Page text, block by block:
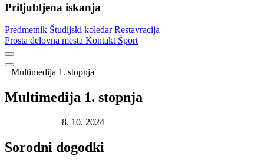
Priljubljena iskanja
Predmetnik Študijski koledarRestavracija
Prosta delovna mesta Kontakt Šport
Multimedija 1. stopnja
Multimedija 1. stopnja
8. 10. 2024
Sorodni dogodki